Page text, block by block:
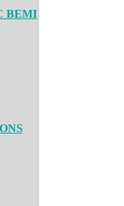
BEMI